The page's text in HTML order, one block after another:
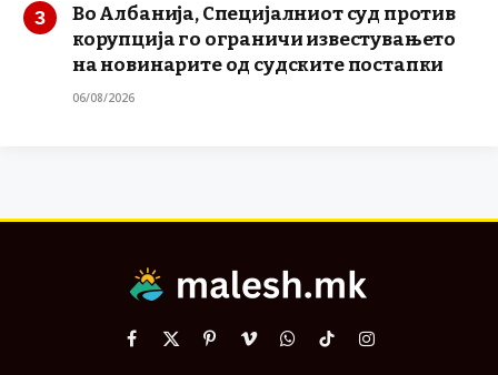
Во Албанија, Специјалниот суд против
корупција го ограничи известувањето
на новинарите од судските постапки
06/08/2026
Facebook
X
PinterestVimeoWhatsApp
TikTokInstagram